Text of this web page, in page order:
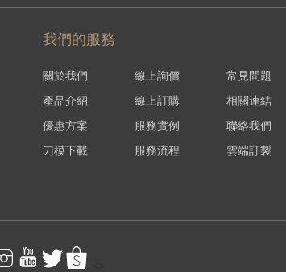
我們的服務
關於我們
產品介紹
優惠方案
刀模下載
線上詢價
線上訂購
服務實例
服務流程
常見問題
相關連結
聯絡我們
雲端訂製